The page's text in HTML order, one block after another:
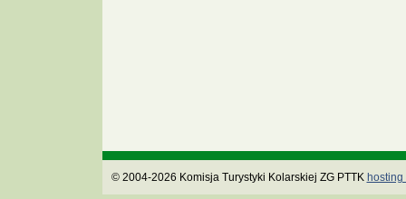
© 2004-2026 Komisja Turystyki Kolarskiej ZG PTTK hosting